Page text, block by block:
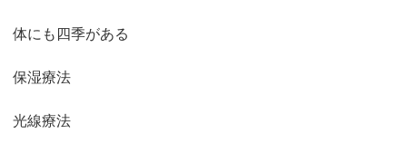
体にも四季がある
保湿療法
光線療法